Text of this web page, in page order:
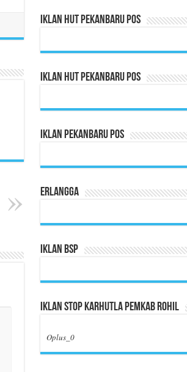
Iklan HUT Pekanbaru Pos
Iklan HUT Pekanbaru Pos
Iklan Pekanbaru Pos
Erlangga
Iklan BSP
Iklan Stop Karhutla Pemkab Rohil
Oplus_0